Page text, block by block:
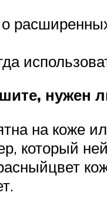
о
нужен
на коже
который